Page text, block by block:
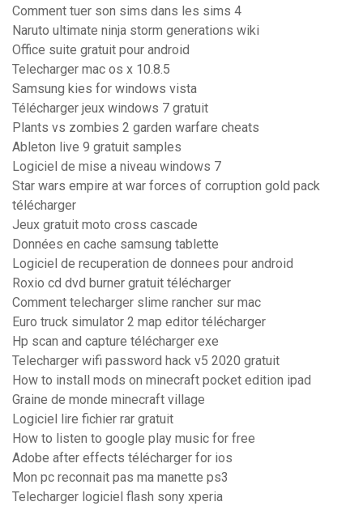
Comment tuer son sims dans les sims 4
Naruto ultimate ninja storm generations wiki
Office suite gratuit pour android
Telecharger mac os x 10.8.5
Samsung kies for windows vista
Télécharger jeux windows 7 gratuit
Plants vs zombies 2 garden warfare cheats
Ableton live 9 gratuit samples
Logiciel de mise a niveau windows 7
Star wars empire at war forces of corruption gold pack
télécharger
Jeux gratuit moto cross cascade
Données en cache samsung tablette
Logiciel de recuperation de donnees pour android
Roxio cd dvd burner gratuit télécharger
Comment telecharger slime rancher sur mac
Euro truck simulator 2 map editor télécharger
Hp scan and capture télécharger exe
Telecharger wifi password hack v5 2020 gratuit
How to install mods on minecraft pocket edition ipad
Graine de monde minecraft village
Logiciel lire fichier rar gratuit
How to listen to google play music for free
Adobe after effects télécharger for ios
Mon pc reconnait pas ma manette ps3
Telecharger logiciel flash sony xperia